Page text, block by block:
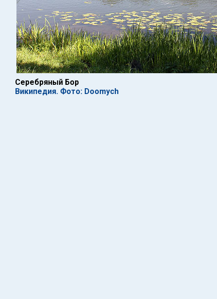
Серебряный Бор
Википедия. Фото: Doomych